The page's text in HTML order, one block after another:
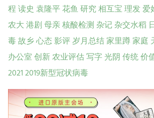
程读史袁隆平花鱼研究相互宝理发爱
农大港剧母亲核酸检测杂记杂交水稻
毒故乡心态影评岁月总结家里蹲家庭
办公室创新农业评估写字光阴传统价
20212019新型冠状病毒